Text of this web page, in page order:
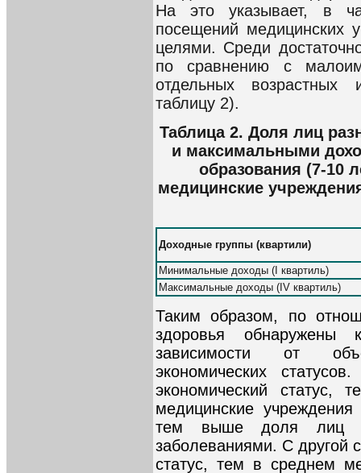
На это указывает, в
посещений медицинских
целями. Среди
по сравнению с
отдельных возрастных
таблицу 2).
Таблица 2. Доля лиц
и максимальными
образования (7-10
медицинские
Доходные группы (квартили)
Минимальные доходы (I квартиль)
Максимальные доходы (IV квартиль)
Таким образом, по
здоровья
зависимости от
экономических
экономический
медицинские
тем выше доля лиц с
заболеваниями. С другой
статус, тем в среднем